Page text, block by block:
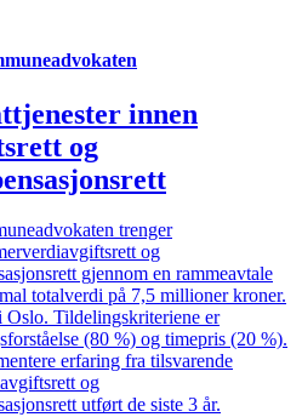
innen
og
trenger
og
gjennom en rammeavtale
totalverdi på 7,5 millioner kroner.
Oslo. Tildelingskriteriene er
(80 %) og timepris (20 %).
erfaring fra tilsvarende
og
utført de siste 3 år.